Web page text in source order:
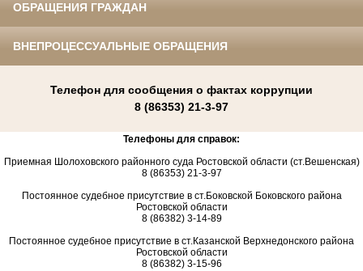
ОБРАЩЕНИЯ ГРАЖДАН
ВНЕПРОЦЕССУАЛЬНЫЕ ОБРАЩЕНИЯ
Телефон для сообщения о фактах коррупции
8 (86353) 21-3-97
Телефоны для справок:
Приемная Шолоховского районного суда Ростовской области (ст.Вешенская)
8 (86353) 21-3-97
Постоянное судебное присутствие в ст.Боковской Боковского района
Ростовской области
8 (86382) 3-14-89
Постоянное судебное присутствие в ст.Казанской Верхнедонского района
Ростовской области
8 (86382) 3-15-96